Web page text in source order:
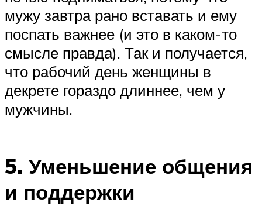
мужу завтра рано вставать и ему
поспать важнее (и это в каком-то
смысле правда). Так и получается,
что рабочий день женщины в
декрете гораздо длиннее, чем у
мужчины.
5. Уменьшение общения
и поддержки